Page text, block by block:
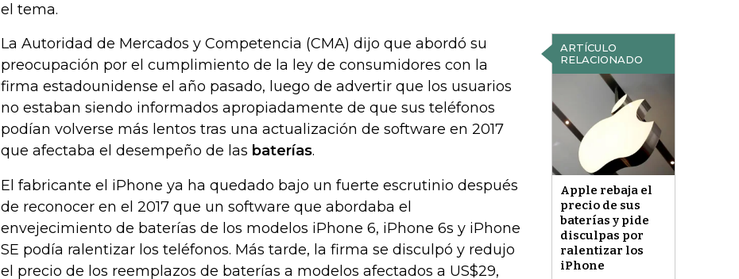
el tema.
ARTÍCULO
RELACIONADO
Apple rebaja el
precio de sus
baterías y pide
disculpas por
ralentizar los
iPhone
La Autoridad de Mercados y Competencia (CMA) dijo que abordó su
preocupación por el cumplimiento de la ley de consumidores con la
firma estadounidense el año pasado, luego de advertir que los usuarios
no estaban siendo informados apropiadamente de que sus teléfonos
podían volverse más lentos tras una actualización de software en 2017
que afectaba el desempeño de las baterías.
El fabricante el iPhone ya ha quedado bajo un fuerte escrutinio después
de reconocer en el 2017 que un software que abordaba el
envejecimiento de baterías de los modelos iPhone 6, iPhone 6s y iPhone
SE podía ralentizar los teléfonos. Más tarde, la firma se disculpó y redujo
el precio de los reemplazos de baterías a modelos afectados a US$29,